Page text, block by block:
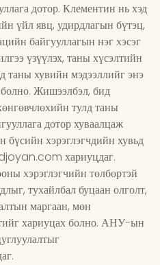
дотор. Клементин нь хэд
үйл явц, удирдлагын бүтэц,
байгууллагын нэг хэсэг
үзүүлэх, таны хүсэлтийн
таны хувийн мэдээллийг энэ
болно. Жишээлбэл, бид
тулд таны
дотор хуваалцаж
хэрэглэгчдийн хувьд
хариуцдаг.
хэрэглэгчийн төлбөртэй
тухайлбал буцаан олголт,
маргаан, мөн
хариуцах болно. АНУ-ын